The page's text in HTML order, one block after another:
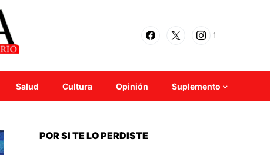
1
Salud Cultura Opinión Suplemento
POR SI TE LO PERDISTE